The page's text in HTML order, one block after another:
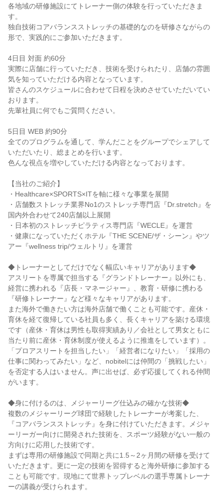
各地域の研修施設にてトレーナー側の体験を行っていただきま
す。
独自技術コアバランスストレッチの基礎的なのを研修さながらの
形で、実践的にご参加いただきます。
4日目 対面 約60分
実際に店舗に行っていただき、技術を受けられたり、店舗の雰囲
気を知っていただける内容となっています。
皆さんのスケジュールに合わせて日程を決めさせていただいてい
おります。
先輩社員に何でもご質問ください。
5日目 WEB 約90分
全てのプログラムを通して、学んだことをグループでシェアして
いただいたり、総まとめを行います。
色んな視点を増やしていただける内容となっております。
【当社のご紹介】
・Healthcare×SPORTS×ITを軸に様々な事業を展開
・店舗数ストレッチ業界No1のストレッチ専門店『Dr.stretch』を
国内外合わせて240店舗以上展開
・日本初のストレッチピラティス専門店『WECLE』を運営
・健康になっていただくホテル『THE SCENE/ザ・シーン』やツ
アー『wellness trip/ウェルトリ』を運営
◆トレーナーとしてだけでなく幅広いキャリアがあります◆
アスリートを専属で担当する『グランドトレーナー』以外にも、
経営に携われる『店長・マネージャー』、教育・研修に携わる
『研修トレーナー』など様々なキャリアがあります。
また海外で働きたい方は海外店舗で働くことも可能です。産休・
育休を経て復帰している社員も多く、長くキャリアを築ける環境
です（産休・育休は男性も取得実績あり／会社として男女ともに
当たり前に産休・育休制度が使えるように推進をしています）。
「プロアスリートを担当したい」「経営者になりたい」「採用の
仕事に関わってみたい」など、nobitelには仲間の「挑戦したい」
を否定する人はいません。声に出せば、必ず応援してくれる仲間
がいます。
◆身に付けるのは、メジャーリーグ仕込みの確かな技術◆
複数のメジャーリーグ球団で経験したトレーナーが考案した、
『コアバランスストレッチ』を身に付けていただきます。メジャ
ーリーガー向けに開発された技術を、スポーツ経験がない一般の
方向けに応用した技術です。
まずは専用の研修施設で同期と共に1.5～2ヶ月間の研修を受けて
いただきます。更に一定の技術を習得すると海外研修に参加する
ことも可能です。現地にて世界トップレベルの選手専属トレーナ
ーの講義が受けられます。